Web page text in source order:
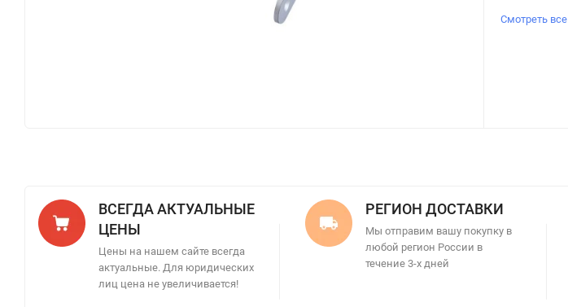
Смотреть все
ВСЕГДА АКТУАЛЬНЫЕ
ЦЕНЫ
Цены на нашем сайте всегда
актуальные. Для юридических
лиц цена не увеличивается!
РЕГИОН ДОСТАВКИ
Мы отправим вашу покупку в
любой регион России в
течение 3-х дней